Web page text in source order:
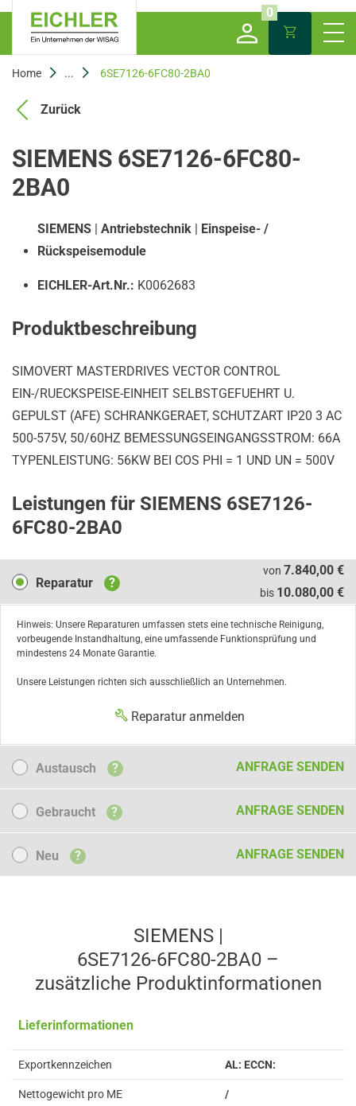
0
Home ... 6SE7126-6FC80-2BA0
Zurück
SIEMENS 6SE7126-6FC80-
2BA0
SIEMENS | Antriebstechnik | Einspeise- /
Rückspeisemodule
EICHLER-Art.Nr.: K0062683
Produktbeschreibung
SIMOVERT MASTERDRIVES VECTOR CONTROL
EIN-/RUECKSPEISE-EINHEIT SELBSTGEFUEHRT U.
GEPULST (AFE) SCHRANKGERAET, SCHUTZART IP20 3 AC
500-575V, 50/60HZ BEMESSUNGSEINGANGSSTROM: 66A
TYPENLEISTUNG: 56KW BEI COS PHI = 1 UND UN = 500V
Leistungen für SIEMENS 6SE7126-
6FC80-2BA0
Reparatur
Reparatur ?
von 7.840,00 €
bis 10.080,00 €
Hinweis: Unsere Reparaturen umfassen stets eine technische Reinigung,
vorbeugende Instandhaltung, eine umfassende Funktionsprüfung und
mindestens 24 Monate Garantie.
Unsere Leistungen richten sich ausschließlich an Unternehmen.
Reparatur anmelden
Austausch
Austausch ? ANFRAGE SENDEN
Gebraucht
Gebraucht ? ANFRAGE SENDEN
NeuNeu ? ANFRAGE SENDEN
SIEMENS |
6SE7126-6FC80-2BA0 –
zusätzliche Produkt­informationen
Lieferinformationen
Exportkennzeichen AL: ECCN:
Nettogewicht pro ME /